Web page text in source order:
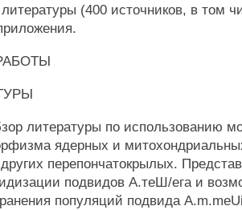
(400 источников, в том
литературы по использованию
ядерных и
перепончатокрылых.
подвидов А.теШ/ега и
популяций подвида